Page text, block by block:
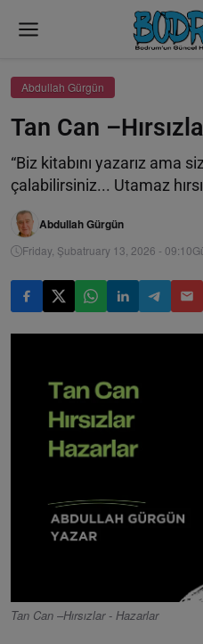
Abdullah Gürgün
Tan Can
“Biz kitabını yazarız ama
çalabilirsiniz... Utamaz
Abdullah Gürgün
Friday, Şubatruary 13, 2026 - 09:10
Tan Can –Hırsızlar - Hazarlar